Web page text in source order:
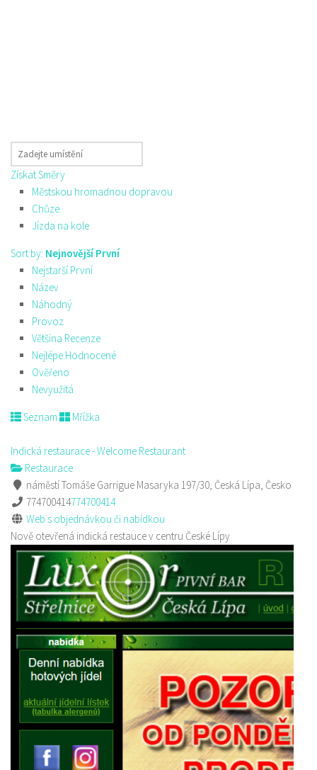
Získat Směry
Městskou hromadnou dopravou
Chůze
Jízda na kole
Sort by: Nejnovější První
Nejstarší První
Název
Náhodný
Provoz
Většina Recenze
Nejlépe Hodnocené
Ověřeno
Nevyužitá
Seznam Mřížka
Indická restaurace - Welcome Restaurant
Restaurace
náměstí Tomáše Garrigue Masaryka 197/30, Česká Lípa, Česko
774700414774700414
Web s objednávkou či nabídkou
Nově otevřená indická restauce v centru České Lípy